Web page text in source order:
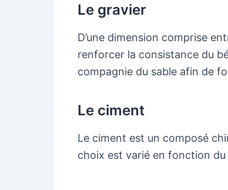
Le gravier
D’une dimension comprise
renforcer la consistance du
compagnie du sable afin de
Le ciment
Le ciment est un composé
choix est varié en fonction du